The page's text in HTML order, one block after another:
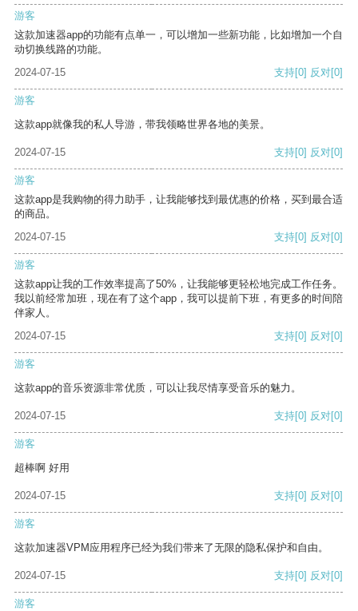
游客
这款加速器app的功能有点单一，可以增加一些新功能，比如增加一个自
动切换线路的功能。
2024-07-15
支持[0] 反对[0]
游客
这款app就像我的私人导游，带我领略世界各地的美景。
2024-07-15 支持[0] 反对[0]
游客
这款app是我购物的得力助手，让我能够找到最优惠的价格，买到最合适
的商品。
2024-07-15
支持[0] 反对[0]
游客
这款app让我的工作效率提高了50%，让我能够更轻松地完成工作任务。
我以前经常加班，现在有了这个app，我可以提前下班，有更多的时间陪
伴家人。
2024-07-15
支持[0] 反对[0]
游客
这款app的音乐资源非常优质，可以让我尽情享受音乐的魅力。
2024-07-15 支持[0] 反对[0]
游客
超棒啊 好用
2024-07-15 支持[0] 反对[0]
游客
这款加速器VPM应用程序已经为我们带来了无限的隐私保护和自由。
2024-07-15 支持[0] 反对[0]
游客